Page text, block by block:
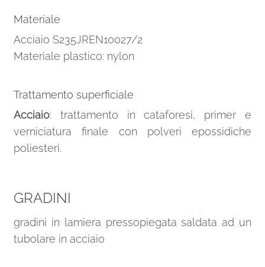
Materiale
Acciaio S235JREN10027/2
Materiale plastico: nylon
Trattamento superficiale
Acciaio: trattamento in cataforesi, primer e
verniciatura finale con polveri epossidiche
poliesteri.
GRADINI
gradini in lamiera pressopiegata saldata ad un
tubolare in acciaio